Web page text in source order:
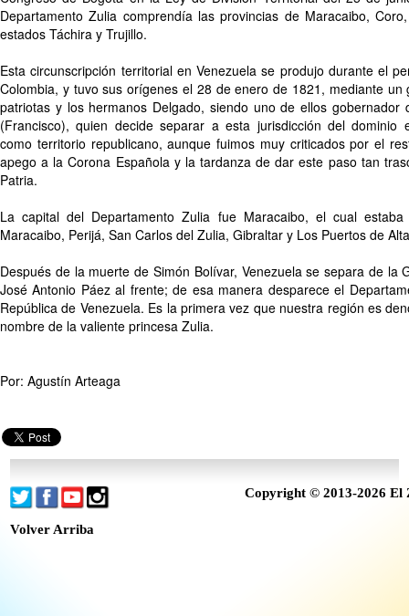
Departamento Zulia comprendía las provincias de Maracaibo,
estados Táchira y Trujillo.
Esta circunscripción territorial en Venezuela se produjo durante el
Colombia, y tuvo sus orígenes el 28 de enero de 1821, mediante un
patriotas y los hermanos Delgado, siendo uno de ellos gobernador
(Francisco), quien decide separar a esta jurisdicción del dominio
como territorio republicano, aunque fuimos muy criticados por el
apego a la Corona Española y la tardanza de dar este paso tan
Patria.
La capital del Departamento Zulia fue Maracaibo, el cual
Maracaibo, Perijá, San Carlos del Zulia, Gibraltar y Los Puertos de
Después de la muerte de Simón Bolívar, Venezuela se separa de la
José Antonio Páez al frente; de esa manera desparece el
República de Venezuela. Es la primera vez que nuestra región es
nombre de la valiente princesa Zulia.
Por: Agustín Arteaga
Copyright © 2013-2026 El
Volver Arriba